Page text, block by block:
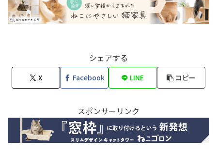
シェアする
X Facebook LINE コピー
スポンサーリンク